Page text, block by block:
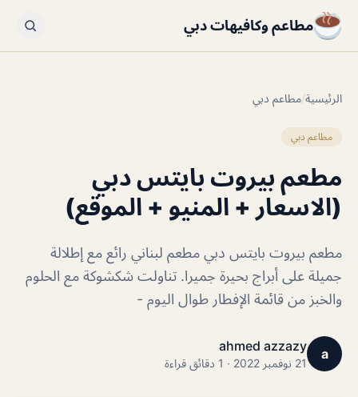
مطاعم وكافيهات دبي
الرئيسية/مطاعم دبي
مطاعم دبي
مطعم بيروت بايتس دبي
(الاسعار + المنيو + الموقع)
مطعم بيروت بايتس دبي مطعم لبناني رائع مع إطلالة
جميلة على أبراج بحيرة جميرا. تناولت شكشوكة مع الحلوم
والخبز من قائمة الإفطار طوال اليوم -
a
ahmed azzazy
21 نوفمبر 2022 · 1 دقائق قراءة